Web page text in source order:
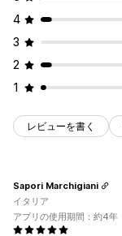
4
3
2
1
レビューを書く
Sapori Marchigiani
イタリア
アプリの使用期間：約4年